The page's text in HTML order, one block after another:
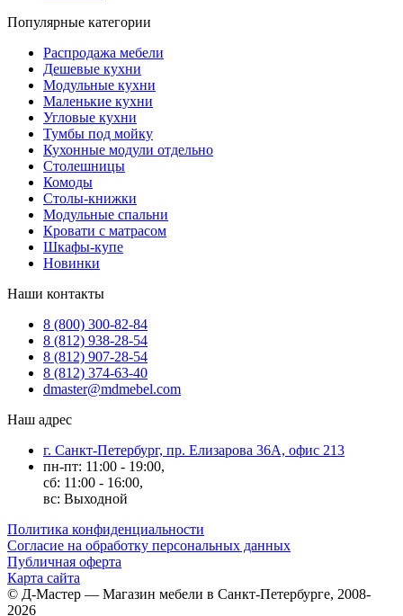
Популярные категории
Распродажа мебели
Дешевые кухни
Модульные кухни
Маленькие кухни
Угловые кухни
Тумбы под мойку
Кухонные модули отдельно
Столешницы
Комоды
Столы-книжки
Модульные спальни
Кровати с матрасом
Шкафы-купе
Новинки
Наши контакты
8 (800) 300-82-84
8 (812) 938-28-54
8 (812) 907-28-54
8 (812) 374-63-40
dmaster@mdmebel.com
Наш адрес
г. Санкт-Петербург, пр. Елизарова 36А, офис 213
пн-пт: 11:00 - 19:00,
сб: 11:00 - 16:00,
вс: Выходной
Политика конфиденциальности
Согласие на обработку персональных данных
Публичная оферта
Карта сайта
© Д-Мастер — Магазин мебели в Санкт-Петербурге, 2008-
2026